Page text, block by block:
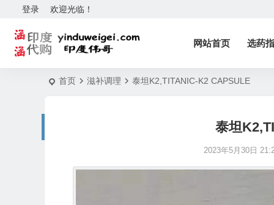
欢迎光临！
登录
网站首页 选药
首页 滋补调理 泰坦K2,TITANIC-K2 CAPSULE
泰坦
2023年5月30日